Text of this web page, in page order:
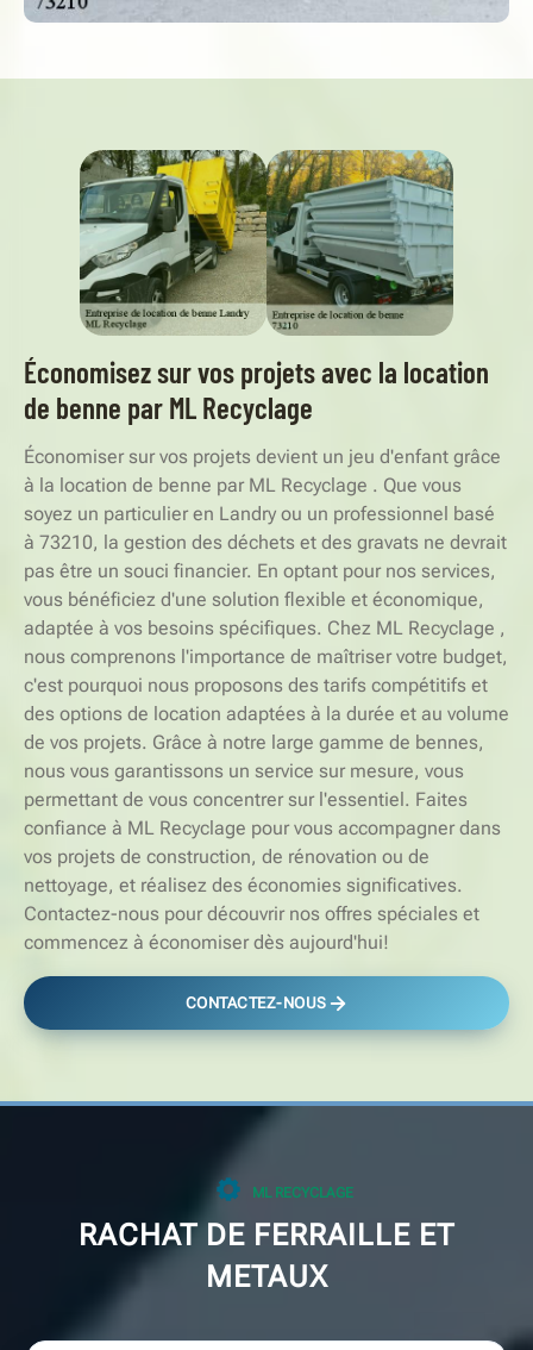
Économisez sur vos projets avec la location
de benne par ML Recyclage
Économiser sur vos projets devient un jeu d'enfant grâce
à la location de benne par ML Recyclage . Que vous
soyez un particulier en Landry ou un professionnel basé
à 73210, la gestion des déchets et des gravats ne devrait
pas être un souci financier. En optant pour nos services,
vous bénéficiez d'une solution flexible et économique,
adaptée à vos besoins spécifiques. Chez ML Recyclage ,
nous comprenons l'importance de maîtriser votre budget,
c'est pourquoi nous proposons des tarifs compétitifs et
des options de location adaptées à la durée et au volume
de vos projets. Grâce à notre large gamme de bennes,
nous vous garantissons un service sur mesure, vous
permettant de vous concentrer sur l'essentiel. Faites
confiance à ML Recyclage pour vous accompagner dans
vos projets de construction, de rénovation ou de
nettoyage, et réalisez des économies significatives.
Contactez-nous pour découvrir nos offres spéciales et
commencez à économiser dès aujourd'hui!
CONTACTEZ-NOUS
ML RECYCLAGE
RACHAT DE FERRAILLE ET
METAUX